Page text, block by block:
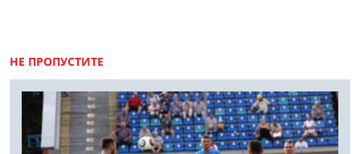
НЕ ПРОПУСТИТЕ